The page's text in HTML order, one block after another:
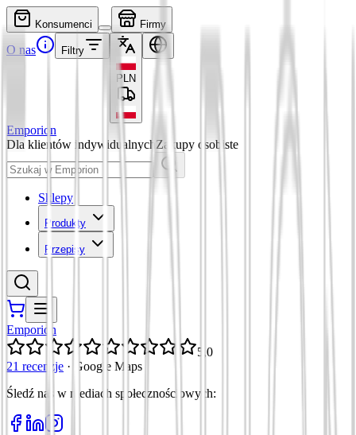
Konsumenci Firmy
O nas Filtry
PLN
Emporion
Dla klientów indywidualnych Zakupy osobiste
Sklepy
Produkty
Przepisy
Emporion
5,0
21 recenzje ·
Google Maps
Śledź nas w mediach społecznościowych: